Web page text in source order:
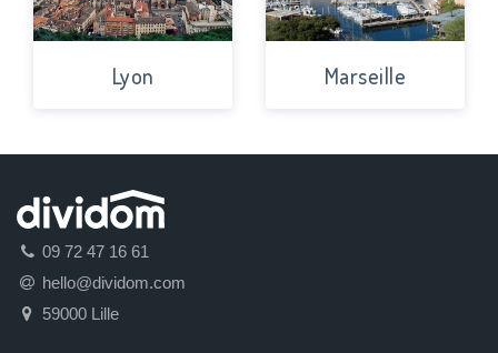
Lyon Marseille
09 72 47 16 61
hello@dividom.com
59000 Lille